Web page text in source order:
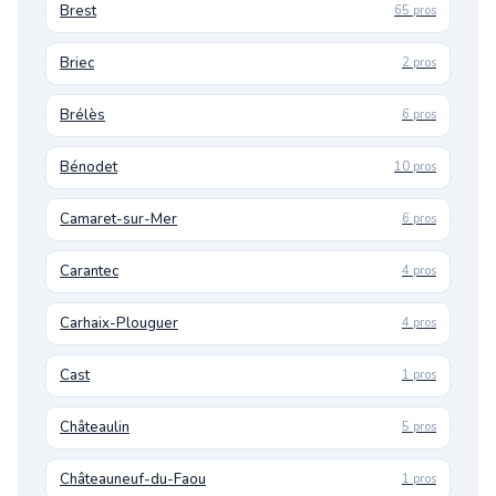
Brest 65 pros
Briec 2 pros
Brélès 6 pros
Bénodet 10 pros
Camaret-sur-Mer 6 pros
Carantec 4 pros
Carhaix-Plouguer 4 pros
Cast 1 pros
Châteaulin 5 pros
Châteauneuf-du-Faou 1 pros